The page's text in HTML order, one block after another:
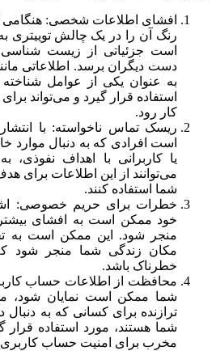
افشای اطلاعات شخصی:
رنگ آن را در یک چالش توییتری
است جزئیاتی از زیست
دست دیگران برسد. اطلاعاتی
به عنوان یکی از عوامل شناخته
استفاده قرار گیرد و می‌تواند
کار رود.
ریسک تماس ناخواسته: با
است افرادی که به دنبال موارد
یا کاربرانی با اهداف نفوذی،
می‌توانند از این اطلاعات برای
شما استفاده کنند.
خطرات برای حریم خصوصی:
خود ممکن است به افشای
منجر شود. این ممکن است به
مکان زندگی شما منجر شود
خطرناک باشد.
محافظت از اطلاعات حساب
شما ممکن است نمایان شود،
ترازنده برای کسانی که به
شما هستند، مورد استفاده قرار
مخرب برای امنیت حساب کاربری